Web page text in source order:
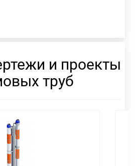
и проекты
труб